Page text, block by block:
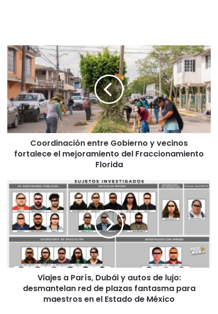
Coordinación
entre
Gobierno
y
vecinos
fortalece
el
mejoramiento
del
Fraccionamiento
Florida
Coordinación entre Gobierno y vecinos
fortalece el mejoramiento del Fraccionamiento
Florida
Viajes
París,
Dubái
autos
desmantelan
Viajes a París, Dubái y autos de lujo:
desmantelan red de plazas fantasma para
maestros en el Estado de México